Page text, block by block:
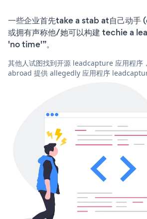
一些企业首先take a stab at自己动
或拥有声称他/她可以构建 techie a
'no time'”。
其他人试图找到开源 leadcapture 应用程序
abroad 提供 allegedly 应用程序